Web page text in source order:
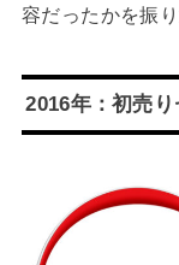
容だったかを振
2016年：初売